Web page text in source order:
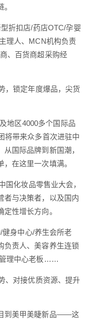
折扣店/药店OTC/孕婴
理人、MCN机构负责
、百货商超采购经
锁定年度爆品，尖货
地区4000多个国际品
将带来众多首次进驻中
国际品牌到新国潮，
在这里一次填满。
国化妆品零售业大会，
者与决策者，以及国内
性增长方向。
身中心/养生会所老
负责人、美容养生连锁
管理中心老板……
对接优质资源、提升
到美甲美睫新品——这